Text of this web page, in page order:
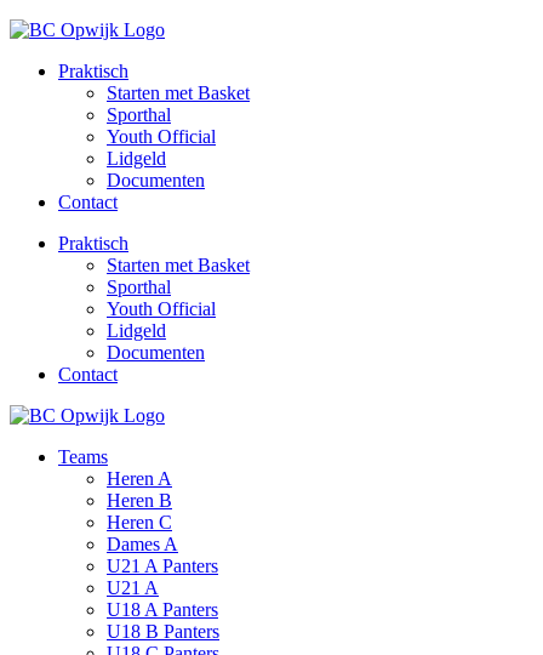
Praktisch
Starten met Basket
Sporthal
Youth Official
Lidgeld
Documenten
Contact
Praktisch
Starten met Basket
Sporthal
Youth Official
Lidgeld
Documenten
Contact
Teams
Heren A
Heren B
Heren C
Dames A
U21 A Panters
U21 A
U18 A Panters
U18 B Panters